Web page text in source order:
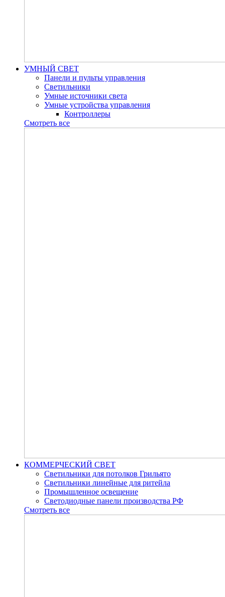
УМНЫЙ СВЕТ
Панели и пульты управления
Светильники
Умные источники света
Умные устройства управления
Контроллеры
Смотреть все
КОММЕРЧЕСКИЙ СВЕТ
Светильники для потолков Грильято
Светильники линейные для ритейла
Промышленное освещение
Светодиодные панели производства РФ
Смотреть все